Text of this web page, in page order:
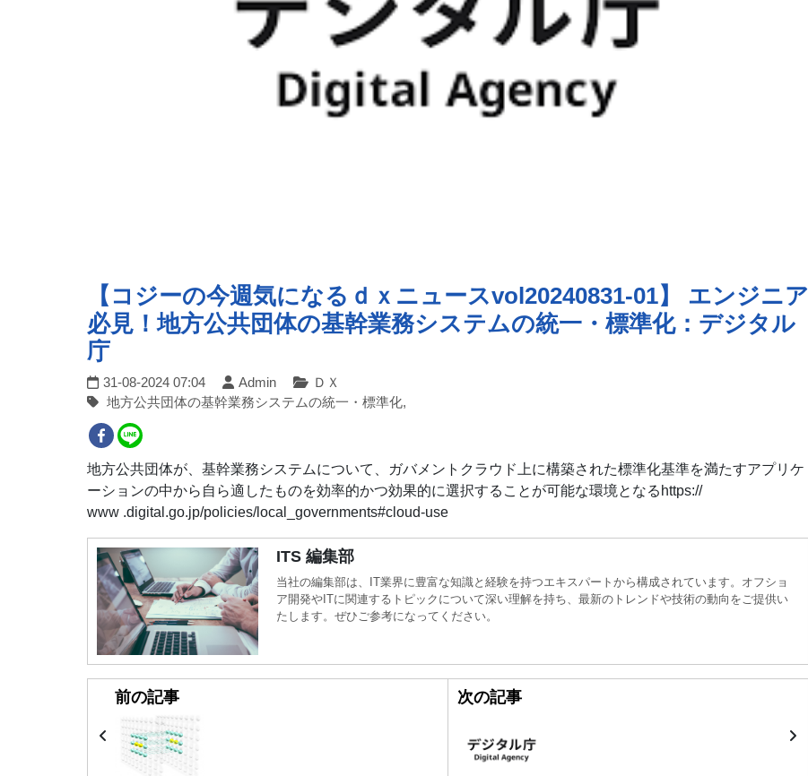
【コジーの今週気になるｄｘニュースvol20240831-01】 エンジニア
必見！地方公共団体の基幹業務システムの統一・標準化：デジタル
庁
31-08-2024 07:04 Admin
ＤＸ
地方公共団体の基幹業務システムの統一・標準化,
地方公共団体が、基幹業務システムについて、ガバメントクラウド上に構築された標準化基準を満たすアプリケ
ーションの中から自ら適したものを効率的かつ効果的に選択することが可能な環境となるhttps://
www .digital.go.jp/policies/local_governments#cloud-use
ITS 編集部
当社の編集部は、IT業界に豊富な知識と経験を持つエキスパートから構成されています。オフショ
ア開発やITに関連するトピックについて深い理解を持ち、最新のトレンドや技術の動向をご提供い
たします。ぜひご参考になってください。
前の記事 次の記事